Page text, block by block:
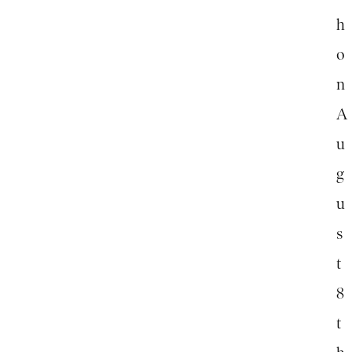
h
o
n
A
u
g
u
s
t
8
t